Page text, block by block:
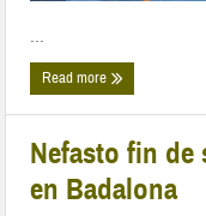
...
Read more
Nefasto fin de
en Badalona